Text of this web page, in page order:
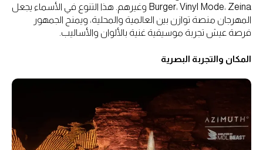
Burger، Vinyl Mode، Zeina وغيرهم. هذا التنوع في الأسماء يجعل
المهرجان منصة توازن بين العالمية والمحلية، ويمنح الجمهور
فرصة عيش تجربة موسيقية غنية بالألوان والأساليب.
المكان والتجربة البصرية